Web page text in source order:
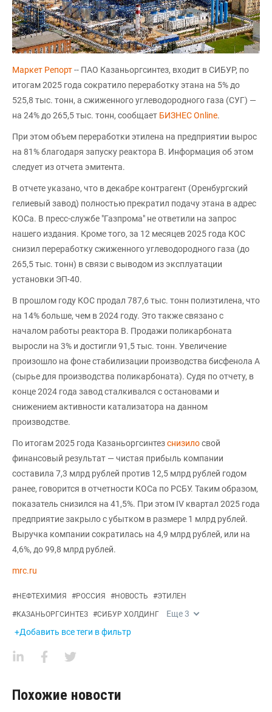
Маркет Репорт-- ПАО Казаньоргсинтез, входит в СИБУР, по
итогам 2025 года сократило переработку этана на 5% до
525,8 тыс. тонн, а сжиженного углеводородного газа (СУГ) —
на 24% до 265,5 тыс. тонн, сообщает БИЗНЕС Online.
При этом объем переработки этилена на предприятии вырос
на 81% благодаря запуску реактора В. Информация об этом
следует из отчета эмитента.
В отчете указано, что в декабре контрагент (Оренбургский
гелиевый завод) полностью прекратил подачу этана в адрес
КОСа. В пресс-службе "Газпрома" не ответили на запрос
нашего издания. Кроме того, за 12 месяцев 2025 года КОС
снизил переработку сжиженного углеводородного газа (до
265,5 тыс. тонн) в связи с выводом из эксплуатации
установки ЭП-40.
В прошлом году КОС продал 787,6 тыс. тонн полиэтилена, что
на 14% больше, чем в 2024 году. Это также связано с
началом работы реактора В. Продажи поликарбоната
выросли на 3% и достигли 91,5 тыс. тонн. Увеличение
произошло на фоне стабилизации производства бисфенола А
(сырье для производства поликарбоната). Судя по отчету, в
конце 2024 года завод сталкивался с остановами и
снижением активности катализатора на данном
производстве.
По итогам 2025 года Казаньоргсинтезснизилосвой
финансовый результат — чистая прибыль компании
составила 7,3 млрд рублей против 12,5 млрд рублей годом
ранее, говорится в отчетности КОСа по РСБУ. Таким образом,
показатель снизился на 41,5%. При этом IV квартал 2025 года
предприятие закрыло с убытком в размере 1 млрд рублей.
Выручка компании сократилась на 4,9 млрд рублей, или на
4,6%, до 99,8 млрд рублей.
mrc.ru
#НЕФТЕХИМИЯ #РОССИЯ #НОВОСТЬ #ЭТИЛЕН
#КАЗАНЬОРГСИНТЕЗ #СИБУР ХОЛДИНГ Еще3
+Добавить все теги в фильтр
Похожие новости